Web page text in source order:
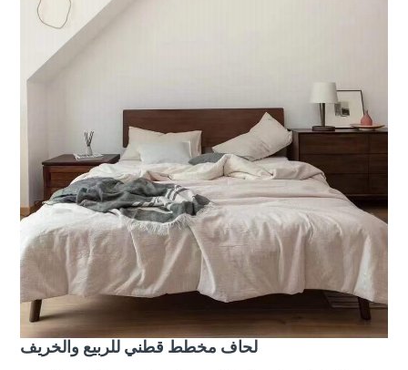
لحاف مخطط قطني للربيع والخريف